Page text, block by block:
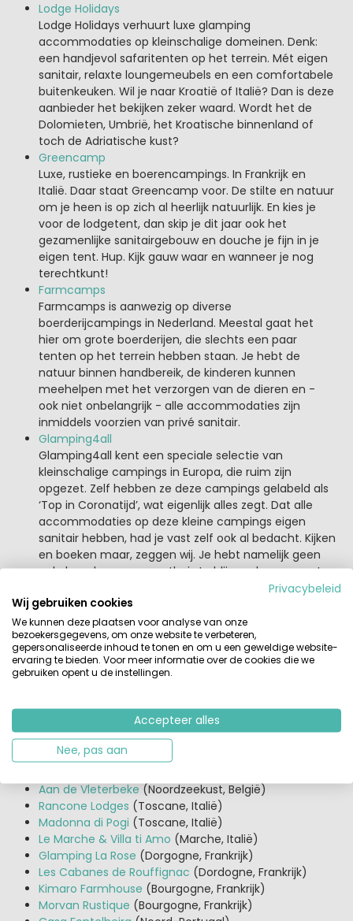
Lodge Holidays
Lodge Holidays verhuurt luxe glamping
accommodaties op kleinschalige domeinen. Denk:
een handjevol safaritenten op het terrein. Mét eigen
sanitair, relaxte loungemeubels en een comfortabele
buitenkeuken. Wil je naar Kroatië of Italië? Dan is deze
aanbieder het bekijken zeker waard. Wordt het de
Dolomieten, Umbrië, het Kroatische binnenland of
toch de Adriatische kust?
Greencamp
Luxe, rustieke en boerencampings. In Frankrijk en
Italië. Daar staat Greencamp voor. De stilte en natuur
om je heen is op zich al heerlijk natuurlijk. En kies je
voor de lodgetent, dan skip je dit jaar ook het
gezamenlijke sanitairgebouw en douche je fijn in je
eigen tent. Hup. Kijk gauw waar en wanneer je nog
terechtkunt!
Farmcamps
Farmcamps is aanwezig op diverse
boerderijcampings in Nederland. Meestal gaat het
hier om grote boerderijen, die slechts een paar
tenten op het terrein hebben staan. Je hebt de
natuur binnen handbereik, de kinderen kunnen
meehelpen met het verzorgen van de dieren en -
ook niet onbelangrijk - alle accommodaties zijn
inmiddels voorzien van privé sanitair.
Glamping4all
Glamping4all kent een speciale selectie van
kleinschalige campings in Europa, die ruim zijn
opgezet. Zelf hebben ze deze campings gelabeld als
‘Top in Coronatijd’, wat eigenlijk alles zegt. Dat alle
accommodaties op deze kleine campings eigen
sanitair hebben, had je vast zelf ook al bedacht. Kijken
en boeken maar, zeggen wij. Je hebt namelijk geen
enkele reden meer om thuis te blijven deze zomer!
Nog meer kleinschalige
glampingdomeinen
Naast bovenstaande aanbieders, zijn er ook kleine
over grote domeinen met weinig accommodaties.
Bovendien beschikken de lodges, tenten, chalets en
stacaravans stuk voor stuk over eigen sanitair. Over
coronaproof kamperen gesproken!
Aan de Vleterbeke (Noordzeekust, België)
Rancone Lodges (Toscane, Italië)
Madonna di Pogi (Toscane, Italië)
Le Marche & Villa ti Amo (Marche, Italië)
Glamping La Rose (Dorgogne, Frankrijk)
Les Cabanes de Rouffignac (Dordogne, Frankrijk)
Kimaro Farmhouse (Bourgogne, Frankrijk)
Morvan Rustique (Bourgogne, Frankrijk)
Privacybeleid
Wij gebruiken cookies
We kunnen deze plaatsen voor analyse van onze
bezoekersgegevens, om onze website te verbeteren,
gepersonaliseerde inhoud te tonen en om u een geweldige website-
ervaring te bieden. Voor meer informatie over de cookies die we
gebruiken opent u de instellingen.
Accepteer alles
Nee, pas aan